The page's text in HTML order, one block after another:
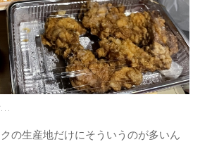
…
の生産地だけにそういうのが多いん